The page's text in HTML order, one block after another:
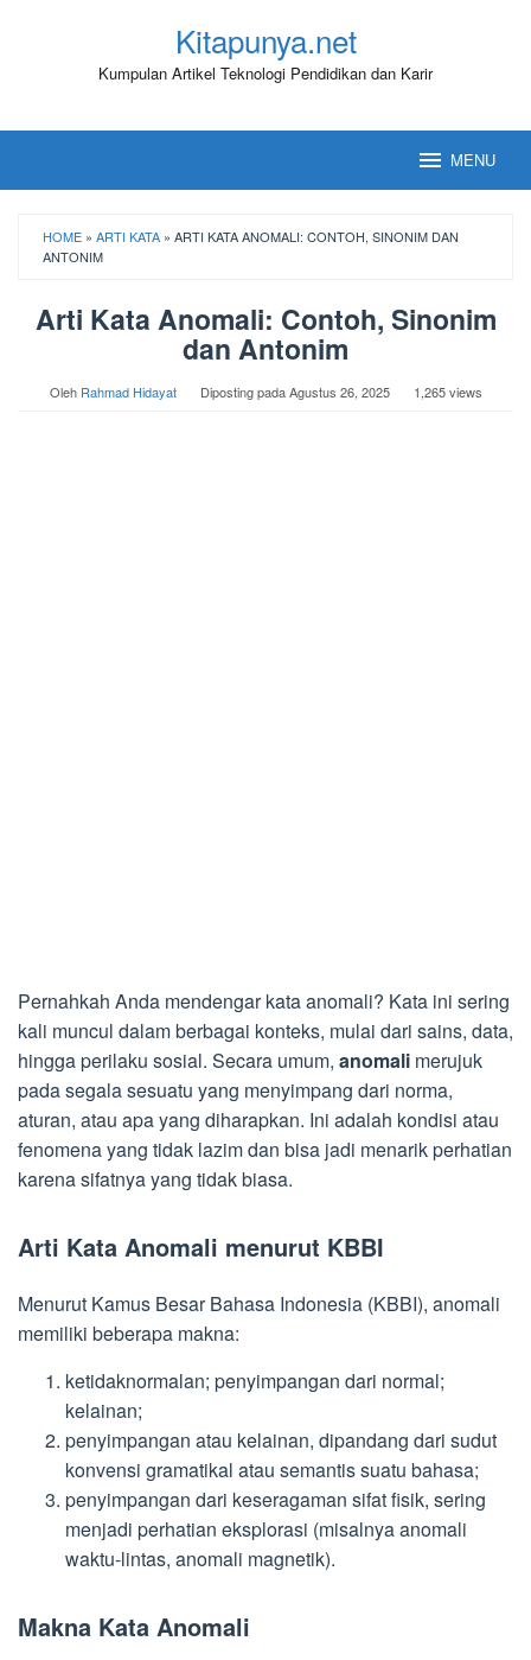
Kitapunya.net
Kumpulan Artikel Teknologi Pendidikan dan Karir
MENU
HOME » ARTI KATA » ARTI KATA ANOMALI: CONTOH, SINONIM DAN
ANTONIM
Arti Kata Anomali: Contoh, Sinonim
dan Antonim
Oleh Rahmad Hidayat Diposting padaAgustus 26, 2025 1,265 views
Pernahkah Anda mendengar kata anomali? Kata ini sering
kali muncul dalam berbagai konteks, mulai dari sains, data,
hingga perilaku sosial. Secara umum, anomali merujuk
pada segala sesuatu yang menyimpang dari norma,
aturan, atau apa yang diharapkan. Ini adalah kondisi atau
fenomena yang tidak lazim dan bisa jadi menarik perhatian
karena sifatnya yang tidak biasa.
Arti Kata Anomali menurut KBBI
Menurut Kamus Besar Bahasa Indonesia (KBBI), anomali
memiliki beberapa makna:
ketidaknormalan; penyimpangan dari normal;
kelainan;
penyimpangan atau kelainan, dipandang dari sudut
konvensi gramatikal atau semantis suatu bahasa;
penyimpangan dari keseragaman sifat fisik, sering
menjadi perhatian eksplorasi (misalnya anomali
waktu-lintas, anomali magnetik).
Makna Kata Anomali